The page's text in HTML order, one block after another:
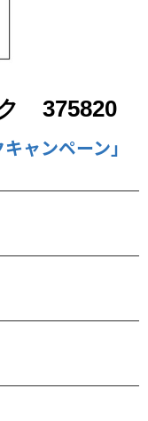
375820
ャンペーン」